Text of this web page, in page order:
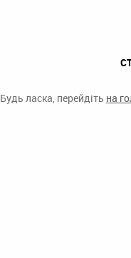
Будь ласка, перейдіть на